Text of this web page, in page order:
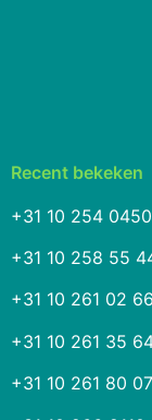
Recent bekeken
+31 10 254 0450
+31 10 258 55
+31 10 261 02 66
+31 10 261 35
+31 10 261 80 07